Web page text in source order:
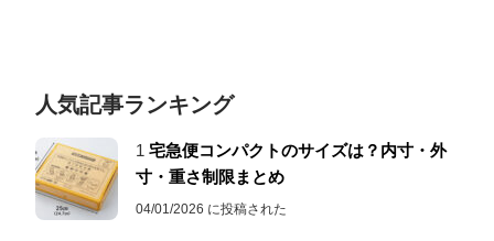
人気記事ランキング
1 宅急便コンパクトのサイズは？内寸・外
寸・重さ制限まとめ
04/01/2026 に投稿された